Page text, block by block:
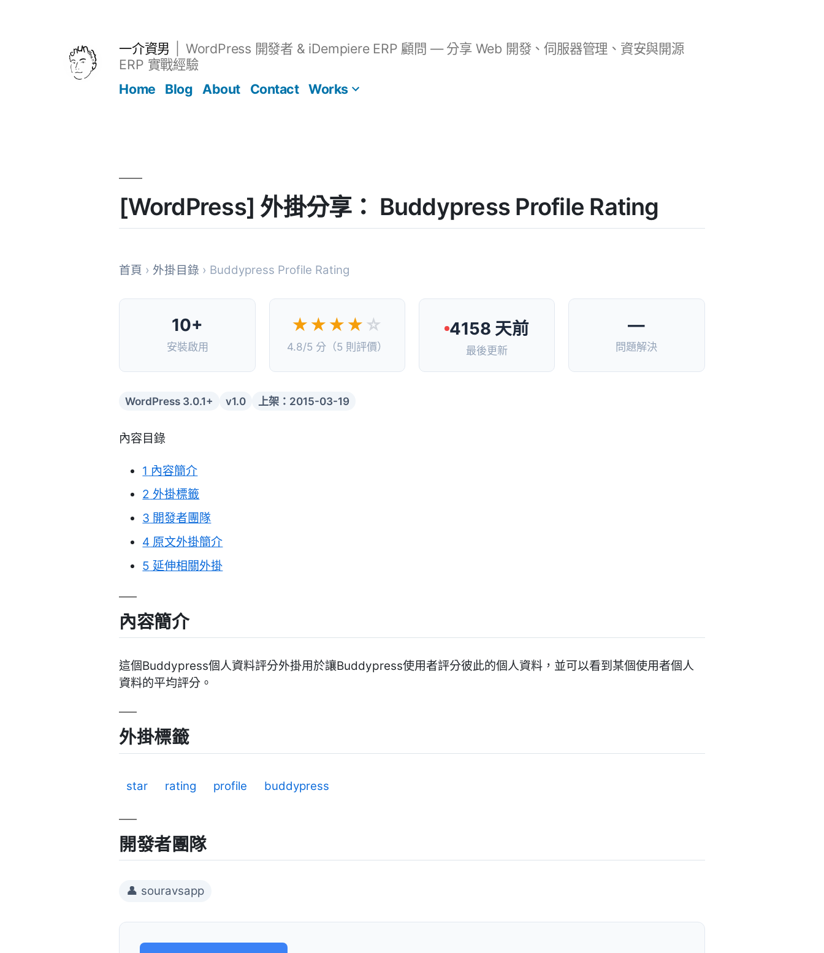
一介資男
WordPress 開發者 & iDempiere ERP 顧問 — 分享 Web 開發、伺服器管理、資安與開源
ERP 實戰經驗
Home
Blog About Contact Works
[WordPress] 外掛分享： Buddypress Profile Rating
首頁 › 外掛目錄 › Buddypress Profile Rating
10+
安裝啟用
★★★★ ☆
4.8/5 分（5 則評價）
4158 天前
最後更新
—
問題解決
WordPress 3.0.1+ v1.0 上架：2015-03-19
內容目錄
1 內容簡介
2 外掛標籤
3 開發者團隊
4 原文外掛簡介
5 延伸相關外掛
內容簡介
這個Buddypress個人資料評分外掛用於讓Buddypress使用者評分彼此的個人資料，並可以看到某個使用者個人
資料的平均評分。
外掛標籤
star rating profile buddypress
開發者團隊
👤 souravsapp